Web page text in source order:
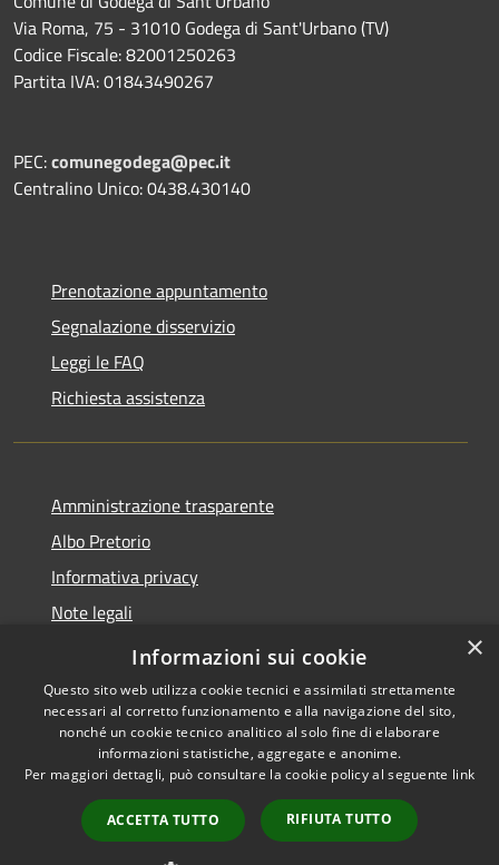
Via Roma, 75 - 31010 Godega di Sant'Urbano (TV)
Codice Fiscale: 82001250263
Partita IVA: 01843490267
PEC:comunegodega@pec.it
Centralino Unico: 0438.430140
Prenotazione appuntamento
Segnalazione disservizio
Leggi le FAQ
Richiesta assistenza
Amministrazione trasparente
Albo Pretorio
Informativa privacy
Note legali
Dichiarazione di accessibilità
Accessibilità
Copyright © 2026 • Comune di
Godega di Sant'Urbano •
Powered byMunicipium
Accesso redazione
×
Informazioni sui cookie
Questo sito web utilizza cookie tecnici e assimilati strettamente
necessari al corretto funzionamento e alla navigazione del sito,
nonché un cookie tecnico analitico al solo fine di elaborare
informazioni statistiche, aggregate e anonime.
Per maggiori dettagli, può consultare la cookie policy al seguente link
ACCETTA TUTTO RIFIUTA TUTTO